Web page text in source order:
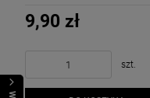
9,90 zł
szt.